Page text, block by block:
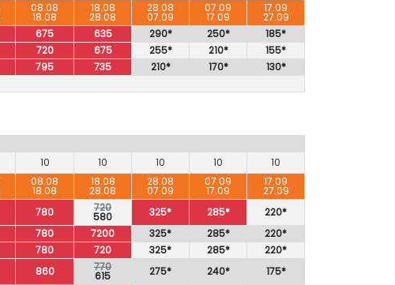
08.08
18.08
18.08
28.08
28.08
07.09
07.09
17.09
17.09
27.09
675 635 290* 250*
185*
720 675 255* 210*
155*
795 735 210* 170*
130*
10 10 10 10
10
08.08
18.08
18.08
28.08
28.08
07.09
07.09
17.09
17.09
27.09
780 720
580 325* 285*
220*
780 7200 325* 285*
220*
780 720 325* 285*
220*
860 770
615 275* 240*
175*